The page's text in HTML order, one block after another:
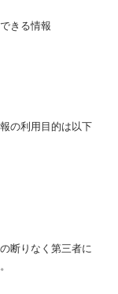
きる情報
の利用目的は以下
断りなく第三者に